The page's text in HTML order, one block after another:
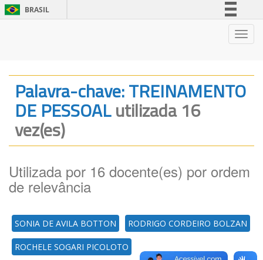
BRASIL
Legislação
Canais
Palavra-chave: TREINAMENTO
DE PESSOALutilizada 16
vez(es)
Utilizada por 16 docente(es) por ordem
de relevância
SONIA DE AVILA BOTTON RODRIGO CORDEIRO BOLZAN
ROCHELE SOGARI PICOLOTO